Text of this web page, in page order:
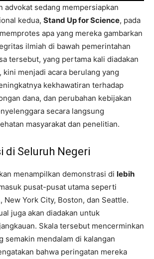
advokat sedang mempersiapkan
kedua, Stand Up for Science, pada
apa yang mereka gambarkan
ilmiah di bawah pemerintahan
tersebut, yang pertama kali diadakan
kini menjadi acara berulang yang
kekhawatiran terhadap
dana, dan perubahan kebijakan
secara langsung
masyarakat dan penelitian.
di Seluruh Negeri
menampilkan demonstrasi di lebih
pusat-pusat utama seperti
New York City, Boston, dan Seattle.
juga akan diadakan untuk
Skala tersebut mencerminkan
semakin mendalam di kalangan
bahwa peringatan mereka